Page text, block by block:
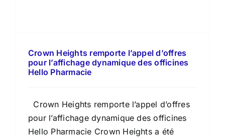
Crown Heights remporte l’appel d’offres
pour l’affichage dynamique des officines
Hello Pharmacie
Crown Heights remporte l’appel d’offres
pour l’affichage dynamique des officines
Hello Pharmacie Crown Heights a été